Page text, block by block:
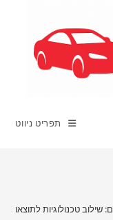
תפריט ניווט
שילוב טכנולוגיות לתוצאות